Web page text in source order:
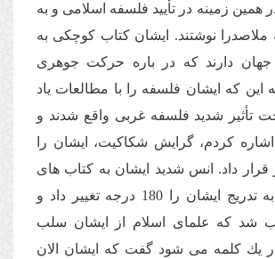
همین زمینه در تأیید فلسفه اسلامى و به
نوشتند. ایشان كتاب كوچكى به
جهان دارند كه در باره حركت جوهرى
این كه ایشان فلسفه را با مطالعات یاد
تأثیر شدید فلسفه غربى واقع شدند و
كردم، گرایش شكاكیت، ایشان را
قرار داد. انس شدید ایشان به كتاب هاى
فلسفى غرب، به تدریج ایشان را 180 درجه تغییر داد و
شد كه علماى اسلام از ایشان سلب
در یك كلمه مى شود گفت كه ایشان الان